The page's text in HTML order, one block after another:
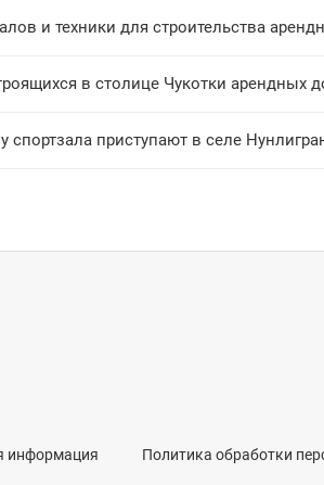
и техники для строительства
в столице Чукотки арендных
спортзала приступают в селе
информация Политика обработки